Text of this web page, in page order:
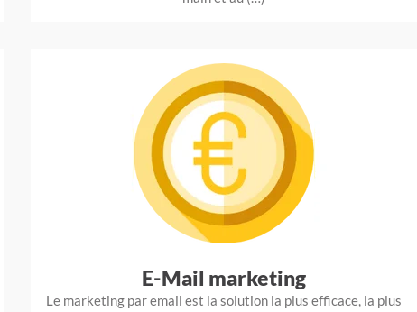
E-Mail marketing
Le marketing par email est la solution la plus efficace, la plus